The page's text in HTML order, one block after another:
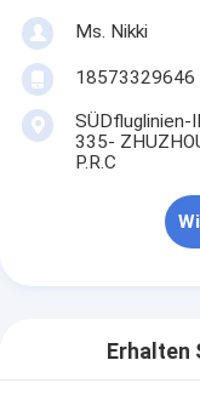
Ms. Nikki
18573329646
SÜDfluglinien-
335-
P.R.C
Erhalten